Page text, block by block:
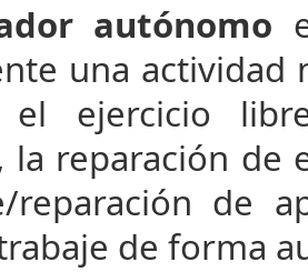
autónomo
una actividad
el ejercicio
la reparación de
reparación de
de forma